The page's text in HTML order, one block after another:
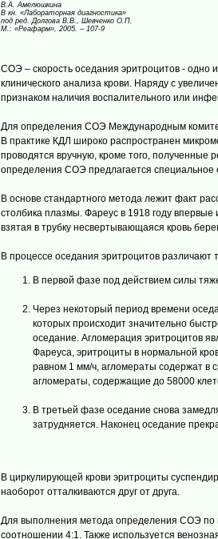
В.А. Амелюшкина
В кн. «Лабораторная диагностика»
под ред. Долгова В.В., Шевченко О.П.
М.: «Реафарм», 2005. – 107-9
СОЭ – скорость оседания эритроцитов - одно
клинического анализа крови. Наряду с
признаком наличия воспалительного или
Для определения СОЭ Международным
В практике КДЛ широко распространен
проводятся вручную, кроме того, полученные
определения СОЭ предлагается специальное
В основе стандартного метода лежит факт
столбика плазмы. Фареус в 1918 году впервые
взятая в трубку несвертывающаяся кровь
В процессе оседания эритроцитов различают
В первой фазе под действием силы
Через некоторый период времени
которых происходит значительно
оседание. Агломерация эритроцитов
Фареуса, эритроциты в нормальной
равном 1 мм/ч, агломераты содержат в
агломераты, содержащие до 58000
В третьей фазе оседание снова
затрудняется. Наконец оседание
В циркулирующей крови эритроциты
наоборот отталкиваются друг от друга.
Для выполнения метода определения СОЭ по
соотношении 4:1. Также используется